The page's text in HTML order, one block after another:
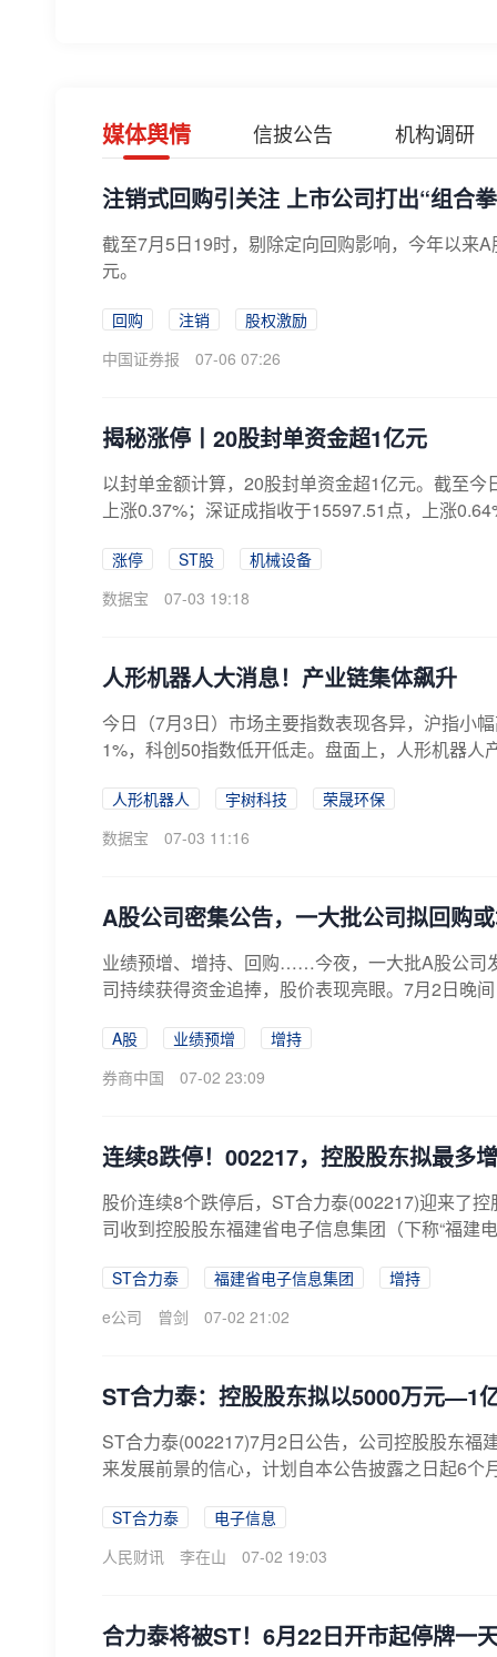
媒体舆情 信披公告 机构调研
注销式回购引关注 上市公司打出“组合
截至7月5日19时，剔除定向回购影响，今年以来
元。
回购 注销
股权激励
中国证券报
07-06 07:26
揭秘涨停丨20股封单资金超1亿元
以封单金额计算，20股封单资金超1亿元。截至
上涨0.37%；深证成指收于15597.51点，上涨
涨停 ST股
机械设备
数据宝
07-03 19:18
人形机器人大消息！产业链集体飙升
今日（7月3日）市场主要指数表现各异，沪指小
1%，科创50指数低开低走。盘面上，人形机器
人形机器人 宇树科技
荣晟环保
数据宝
07-03 11:16
A股公司密集公告，一大批公司拟回购
业绩预增、增持、回购……今夜，一大批A股公司
司持续获得资金追捧，股价表现亮眼。7月2日晚
A股 业绩预增
增持
券商中国
07-02 23:09
连续8跌停！002217，控股股东拟最多
股价连续8个跌停后，ST合力泰(002217)迎来了
司收到控股股东福建省电子信息集团（下称“福建
ST合力泰 福建省电子信息集团
增持
e公司
曾剑 07-02 21:02
ST合力泰：控股股东拟以5000万元—1
ST合力泰(002217)7月2日公告，公司控股股东福
来发展前景的信心，计划自本公告披露之日起6
ST合力泰
电子信息
人民财讯
李在山 07-02 19:03
合力泰将被ST！6月22日开市起停牌一